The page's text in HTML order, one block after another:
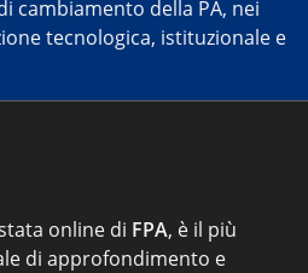
cambiamento della PA, nei
tecnologica, istituzionale e
online di FPA, è il più
di approfondimento e